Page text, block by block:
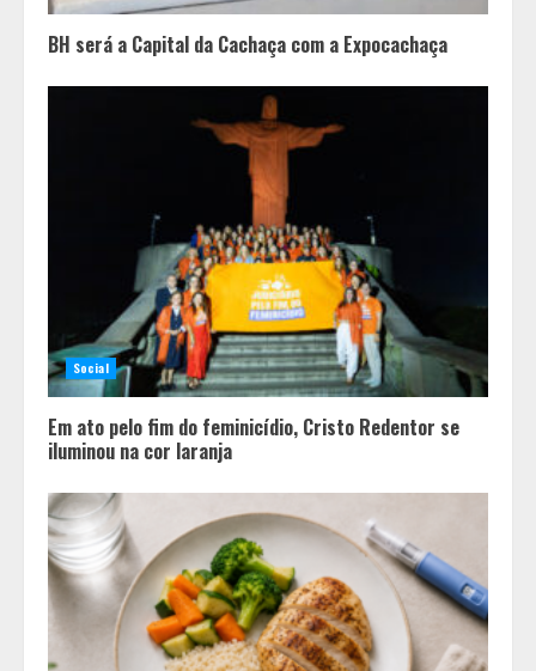
BH será a Capital da Cachaça com a Expocachaça
Social
Em ato pelo fim do feminicídio, Cristo Redentor se
iluminou na cor laranja